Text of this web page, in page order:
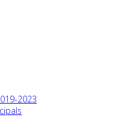
2023